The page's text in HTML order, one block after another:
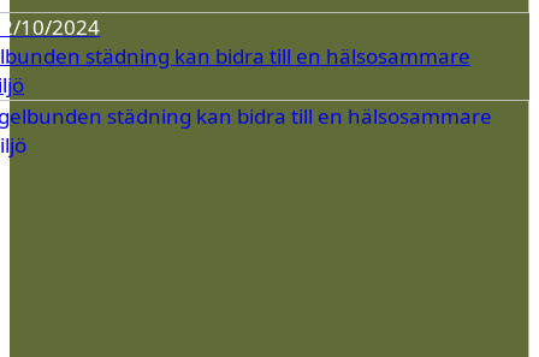
10/2024
städning kan bidra till en hälsosammare